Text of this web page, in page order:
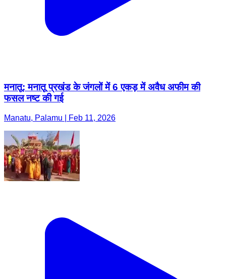
मनातू: मनातू प्रखंड के जंगलों में 6 एकड़ में अवैध अफीम की
फसल नष्ट की गई
Manatu, Palamu | Feb 11, 2026